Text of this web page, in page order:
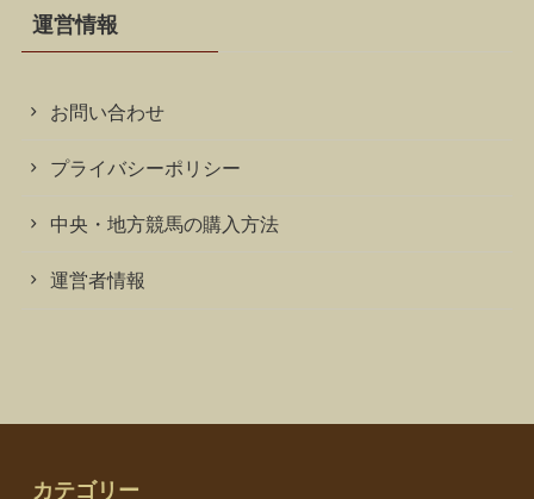
運営情報
お問い合わせ
プライバシーポリシー
中央・地方競馬の購入方法
運営者情報
カテゴリー